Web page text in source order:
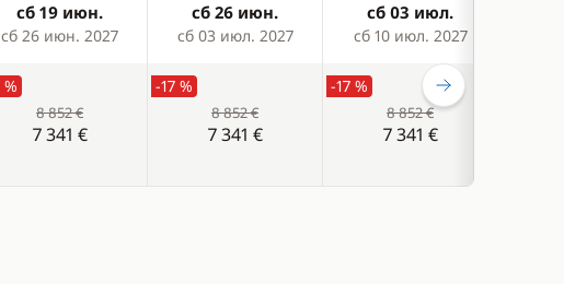
сб 19 июн.
сб 26 июн. 2027
сб 26 июн.
сб 03 июл. 2027
сб 03 июл.
сб 10 июл. 2027
%
8 852 €
7 341 €
-17 %
8 852 €
7 341 €
-17 %
8 852 €
7 341 €